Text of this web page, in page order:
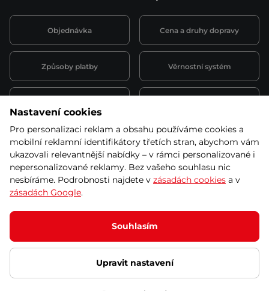
Objednávka Cena a druhy dopravy
Způsoby platby Věrnostní systém
Půjčovna
obchodní podmínky
Kariéra
© 2026 SEVEN SPORT s.r.o Všechna práva vyhrazena
Podle zákona o evidenci tržeb je prodávající povinen vystavit
kupujícímu účtenku.
Zároveň je povinen zaevidovat přijatou tržbu u správce daně online; v
případě technického výpadku pak nejpozději do 48 hodin.
Ochrana osobních údajů Nastavení cookies Vnitřní oznamovací
systém Prohlášení přístupnosti
Nastavení cookies
Pro personalizaci reklam a obsahu používáme cookies a
mobilní reklamní identifikátory třetích stran, abychom vám
ukazovali relevantnější nabídky – v rámci personalizované i
nepersonalizované reklamy. Bez vašeho souhlasu nic
nesbíráme. Podrobnosti najdete v zásadách cookies a v
zásadách Google.
Souhlasím
Upravit nastavení